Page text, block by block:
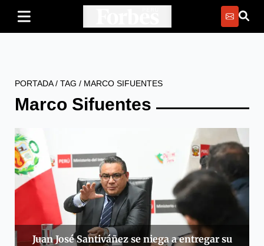
PORTADA/ TAG / MARCO SIFUENTES
Marco Sifuentes
Juan José Santiváñez se niega a entregar su